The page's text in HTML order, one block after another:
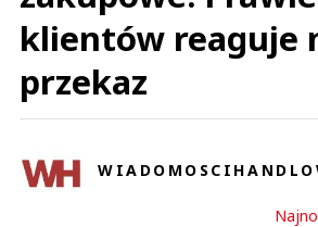
klientów reaguje
przekaz